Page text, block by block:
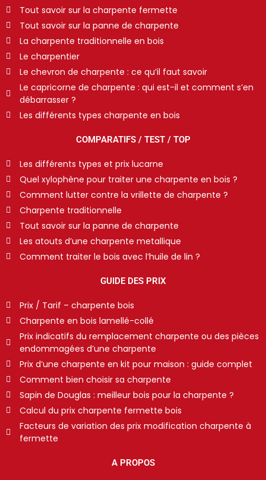
Tout savoir sur la charpente fermette
Tout savoir sur la panne de charpente
La charpente traditionnelle en bois
Le charpentier
Le chevron de charpente : ce qu’il faut savoir
Le capricorne de charpente : qui est-il et comment s’en
débarrasser ?
Les différents types charpente en bois
COMPARATIFS / TEST / TOP
Les différents types et prix lucarne
Quel xylophène pour traiter une charpente en bois ?
Comment lutter contre la vrillette de charpente ?
Charpente traditionnelle
Tout savoir sur la panne de charpente
Les atouts d’une charpente metallique
Comment traiter le bois avec l’huile de lin ?
GUIDE DES PRIX
Prix / Tarif – charpente bois
Charpente en bois lamellé-collé
Prix indicatifs du remplacement charpente ou des pièces
endommagées d’une charpente
Prix d’une charpente en kit pour maison : guide complet
Comment bien choisir sa charpente
Sapin de Douglas : meilleur bois pour la charpente ?
Calcul du prix charpente fermette bois
Facteurs de variation des prix modification charpente à
fermette
A PROPOS